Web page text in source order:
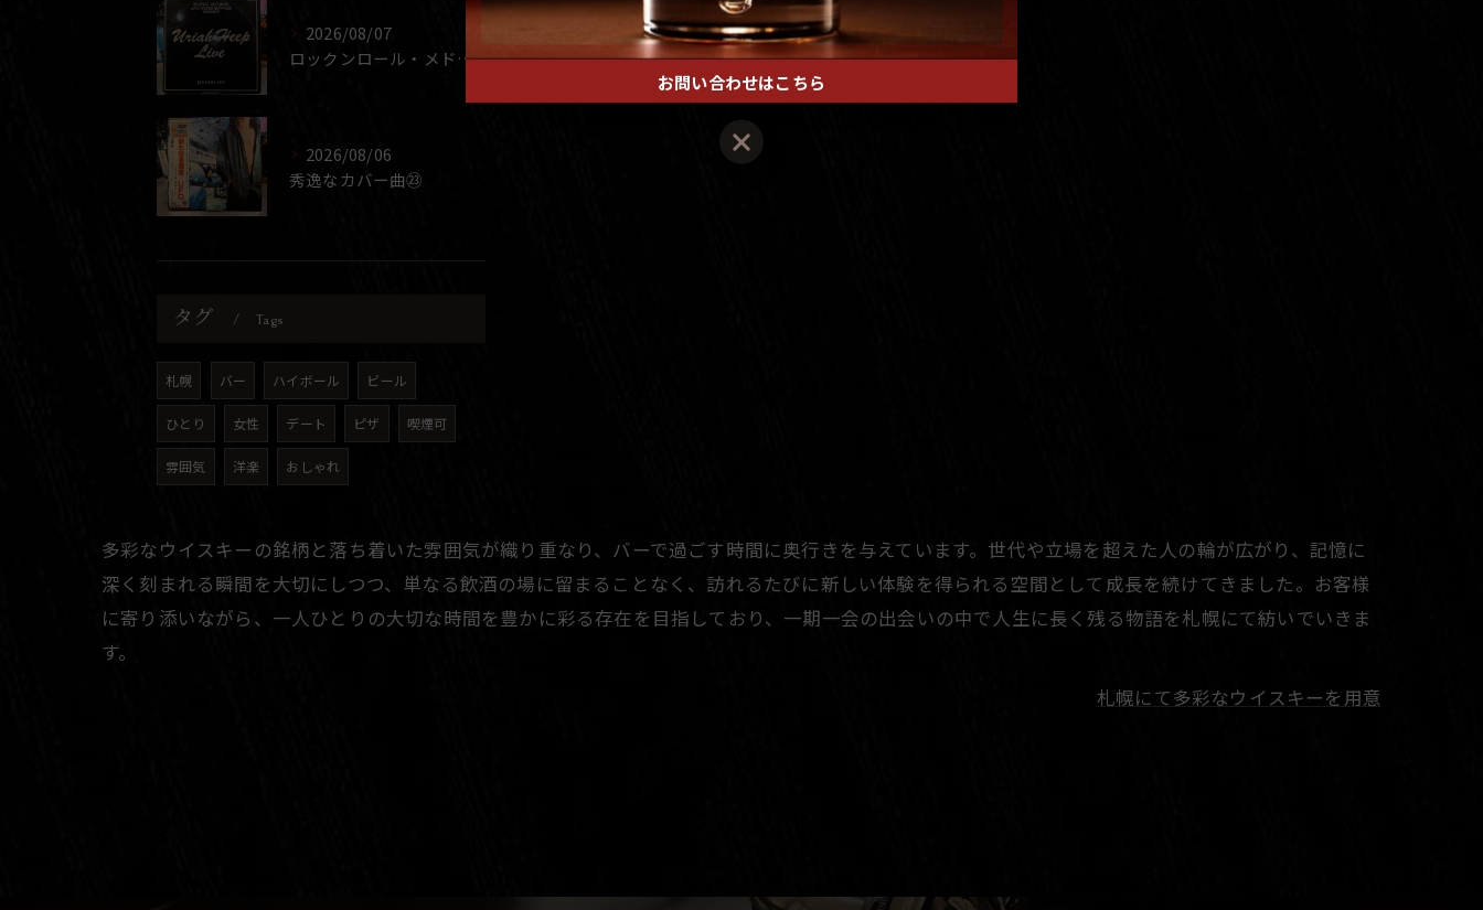
2026/08/07
ロックンロール・メドレー
2026/08/06
秀逸なカバー曲㉓
タグ Tags
札幌 バー ハイボール ビール
ひとり 女性 デート ピザ 喫煙可
雰囲気 洋楽 おしゃれ
多彩なウイスキーの銘柄と落ち着いた雰囲気が織り重なり、バーで過ごす時間に奥行きを与えています。世代や立場を超えた人の輪が広がり、記憶に
深く刻まれる瞬間を大切にしつつ、単なる飲酒の場に留まることなく、訪れるたびに新しい体験を得られる空間として成長を続けてきました。お客様
に寄り添いながら、一人ひとりの大切な時間を豊かに彩る存在を目指しており、一期一会の出会いの中で人生に長く残る物語を札幌にて紡いでいきま
す。
札幌にて多彩なウイスキーを用意
お問い合わせはこちら